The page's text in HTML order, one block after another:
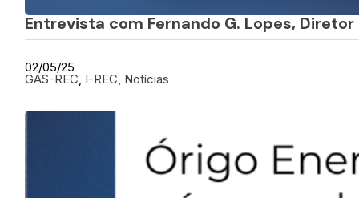
Entrevista com Fernando G. Lopes,
02/05/25
GAS-REC, I-REC, Notícias